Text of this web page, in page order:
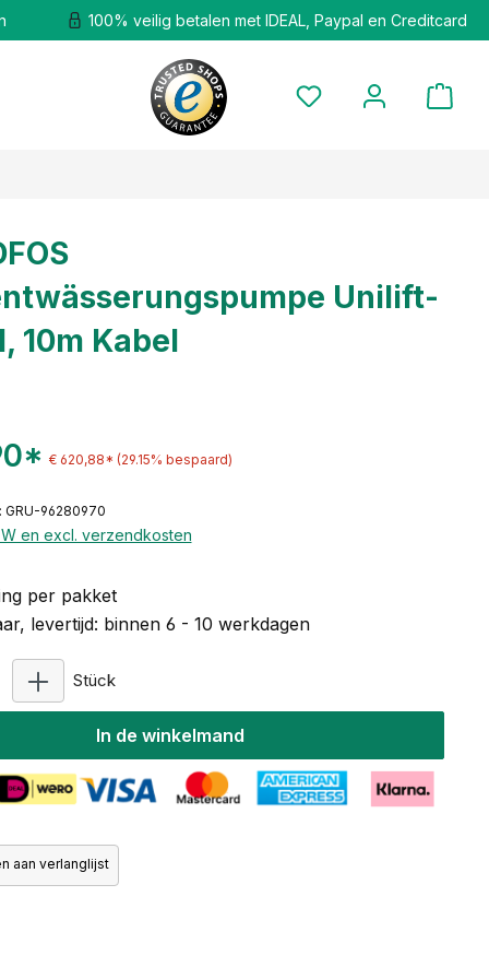
100% veilig betalen met IDEAL, Paypal en Creditcard
Unilift-
10m Kabel
€ 620,88* (29.15% bespaard)
GRU-96280970
en excl. verzendkosten
per pakket
levertijd: binnen 6 - 10 werkdagen
Stück
In de winkelmand
aan verlanglijst